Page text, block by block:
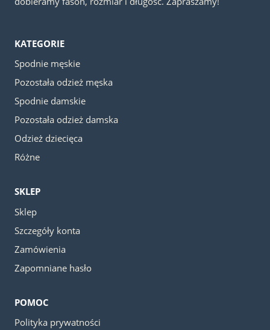
KATEGORIE
Spodnie męskie
Pozostała odzież męska
Spodnie damskie
Pozostała odzież damska
Odzież dziecięca
Różne
SKLEP
Sklep
Szczegóły konta
Zamówienia
Zapomniane hasło
POMOC
Polityka prywatności